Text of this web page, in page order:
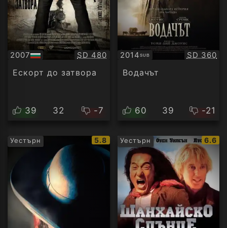
2007
БГ
аудио
Качество:
SD 480
Ескорт до затвора
39 32 -7
2014SUB
Субтитри SD 360
Водачът
60 39 -21
Уестърн
IMDb
рейтинг:
5.8 Уестърн
IMDb
6.6